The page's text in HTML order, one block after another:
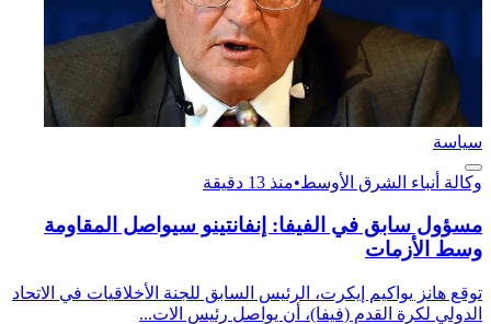
سياسة
وكالة أنباء الشرق الأوسط•منذ 13 دقيقة
مسؤول سابق في الفيفا: إنفانتينو سيواصل المقاومة
وسط الأزمات
توقع هانز يواكيم إيكرت، الرئيس السابق للجنة الأخلاقيات في الاتحاد
الدولي لكرة القدم (فيفا)، أن يواصل رئيس الات...